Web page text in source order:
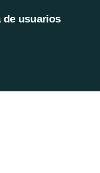
de usuarios